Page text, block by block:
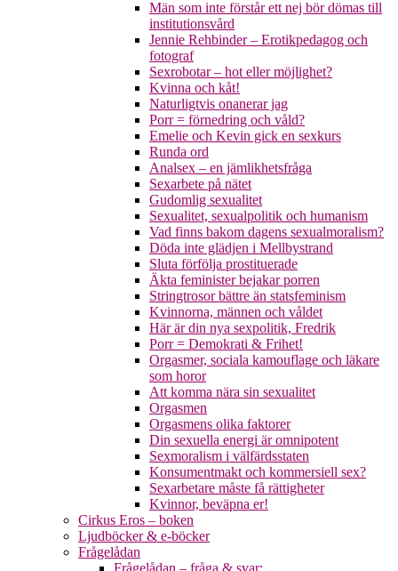
Män som inte förstår ett nej bör dömas till
institutionsvård
Jennie Rehbinder – Erotikpedagog och
fotograf
Sexrobotar – hot eller möjlighet?
Kvinna och kåt!
Naturligtvis onanerar jag
Porr = förnedring och våld?
Emelie och Kevin gick en sexkurs
Runda ord
Analsex – en jämlikhetsfråga
Sexarbete på nätet
Gudomlig sexualitet
Sexualitet, sexualpolitik och humanism
Vad finns bakom dagens sexualmoralism?
Döda inte glädjen i Mellbystrand
Sluta förfölja prostituerade
Äkta feminister bejakar porren
Stringtrosor bättre än statsfeminism
Kvinnorna, männen och våldet
Här är din nya sexpolitik, Fredrik
Porr = Demokrati & Frihet!
Orgasmer, sociala kamouflage och läkare
som horor
Att komma nära sin sexualitet
Orgasmen
Orgasmens olika faktorer
Din sexuella energi är omnipotent
Sexmoralism i välfärdsstaten
Konsumentmakt och kommersiell sex?
Sexarbetare måste få rättigheter
Kvinnor, beväpna er!
Cirkus Eros – boken
Ljudböcker & e-böcker
Frågelådan